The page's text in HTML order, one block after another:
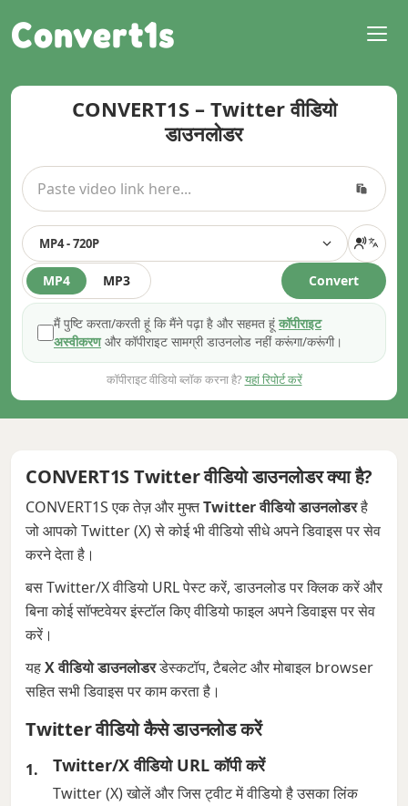
Convert1s
CONVERT1S – Twitter वीडियो
डाउनलोडर
MP4 MP3
MP4 - 720P
Convert
मैं पुष्टि करता/करती हूं कि मैंने पढ़ा है और सहमत हूं कॉपीराइट
अस्वीकरणऔर कॉपीराइट सामग्री डाउनलोड नहीं करूंगा/करूंगी।
कॉपीराइट वीडियो ब्लॉक करना है? यहां रिपोर्ट करें
CONVERT1S Twitter वीडियो डाउनलोडर क्या है?
CONVERT1S एक तेज़ और मुफ्तTwitter वीडियो डाउनलोडरहै
जो आपको Twitter (X) से कोई भी वीडियो सीधे अपने डिवाइस पर सेव
करने देता है।
बस Twitter/X वीडियो URL पेस्ट करें, डाउनलोड पर क्लिक करें और
बिना कोई सॉफ्टवेयर इंस्टॉल किए वीडियो फाइल अपने डिवाइस पर सेव
करें।
यहX वीडियो डाउनलोडरडेस्कटॉप, टैबलेट और मोबाइल browser
सहित सभी डिवाइस पर काम करता है।
Twitter वीडियो कैसे डाउनलोड करें
Twitter/X वीडियो URL कॉपी करें
Twitter (X) खोलें और जिस ट्वीट में वीडियो है उसका लिंक